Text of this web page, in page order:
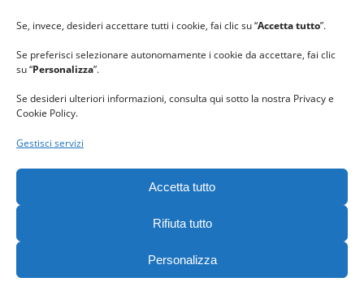
Se, invece, desideri accettare tutti i cookie, fai clic su “Accetta tutto”.
Se preferisci selezionare autonomamente i cookie da accettare, fai clic
su “Personalizza”.
Se desideri ulteriori informazioni, consulta qui sotto la nostra Privacy e
Cookie Policy.
Gestisci servizi
Accetta tutto
Rifiuta tutto
Personalizza
Gomitolorosa. Tutti i diritti riservati. - C. F. 90063400023 -Privacy